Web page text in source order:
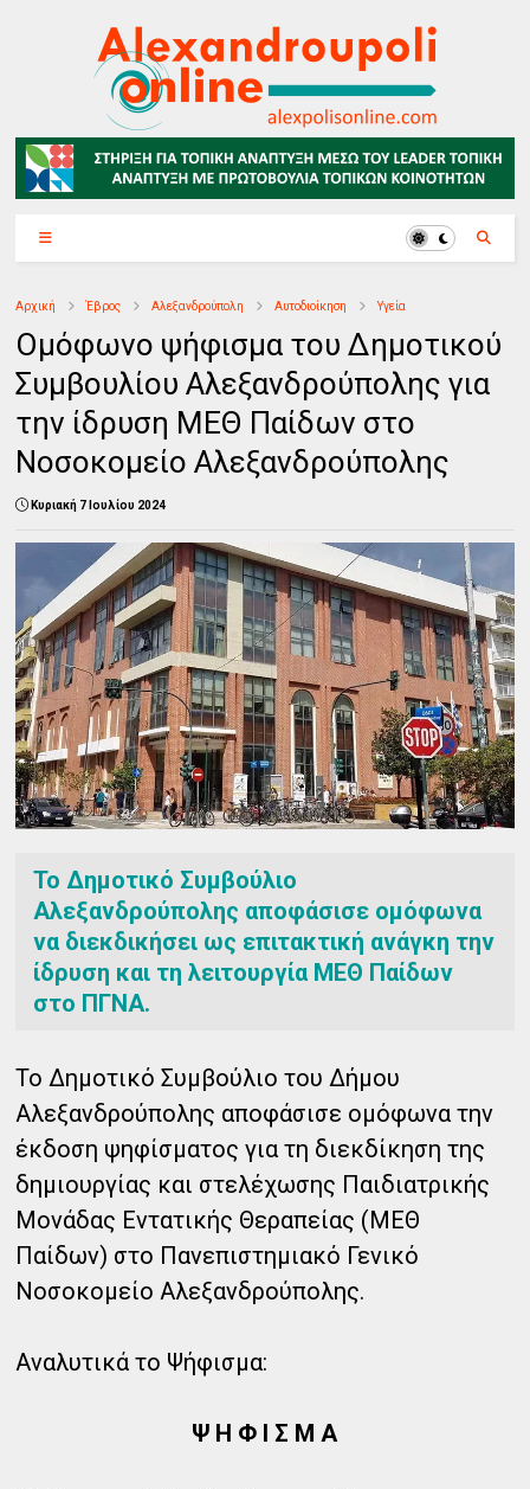
Αρχική Έβρος Αλεξανδρούπολη Αυτοδιοίκηση Υγεία
Ομόφωνο ψήφισμα του Δημοτικού
Συμβουλίου Αλεξανδρούπολης για
την ίδρυση ΜΕΘ Παίδων στο
Νοσοκομείο Αλεξανδρούπολης
Κυριακή 7 Ιουλίου 2024
Το Δημοτικό Συμβούλιο
Αλεξανδρούπολης αποφάσισε ομόφωνα
να διεκδικήσει ως επιτακτική ανάγκη την
ίδρυση και τη λειτουργία ΜΕΘ Παίδων
στο ΠΓΝΑ.
Το Δημοτικό Συμβούλιο του Δήμου
Αλεξανδρούπολης αποφάσισε ομόφωνα την
έκδοση ψηφίσματος για τη διεκδίκηση της
δημιουργίας και στελέχωσης Παιδιατρικής
Μονάδας Εντατικής Θεραπείας (ΜΕΘ
Παίδων) στο Πανεπιστημιακό Γενικό
Νοσοκομείο Αλεξανδρούπολης.
Αναλυτικά το Ψήφισμα:
Ψ Η Φ Ι Σ Μ Α